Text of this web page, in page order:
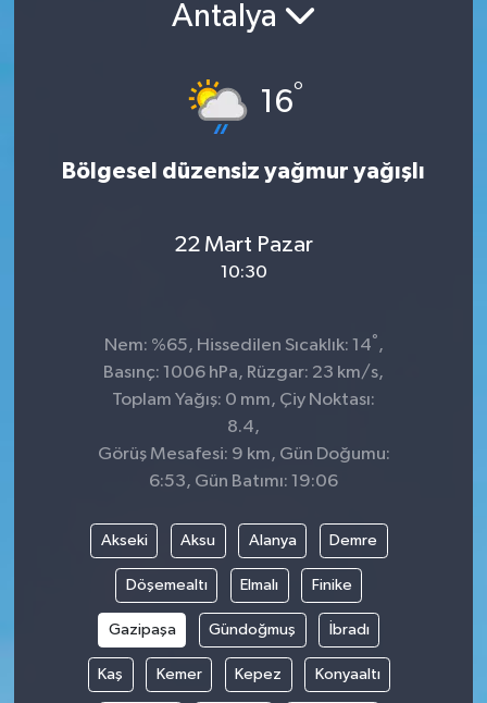
Antalya
16°
Bölgesel düzensiz yağmur yağışlı
22 Mart Pazar
10:30
Nem: %65, Hissedilen Sıcaklık: 14° ,
Basınç: 1006 hPa, Rüzgar: 23 km/s,
Toplam Yağış: 0 mm, Çiy Noktası:
8.4,
Görüş Mesafesi: 9 km, Gün Doğumu:
6:53, Gün Batımı: 19:06
Akseki Aksu Alanya Demre
Döşemealtı Elmalı Finike
Gazipaşa Gündoğmuş İbradı
Kaş Kemer Kepez Konyaaltı